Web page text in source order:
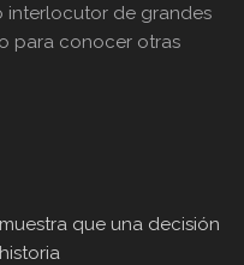
interlocutor de grandes
para conocer otras
que una decisión